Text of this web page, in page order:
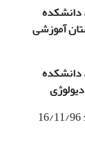
دانشکده
آموزشی
دانشکده